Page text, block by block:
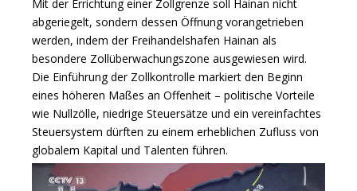
Mit der Errichtung einer Zollgrenze soll Hainan nicht
abgeriegelt, sondern dessen Öffnung vorangetrieben
werden, indem der Freihandelshafen Hainan als
besondere Zollüberwachungszone ausgewiesen wird.
Die Einführung der Zollkontrolle markiert den Beginn
eines höheren Maßes an Offenheit – politische Vorteile
wie Nullzölle, niedrige Steuersätze und ein vereinfachtes
Steuersystem dürften zu einem erheblichen Zufluss von
globalem Kapital und Talenten führen.